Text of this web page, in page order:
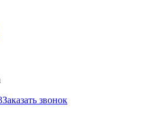
Заказать звонок